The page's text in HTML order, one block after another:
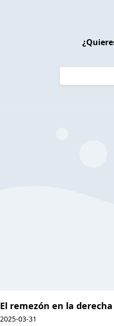
El remezón en la
2025-03-31